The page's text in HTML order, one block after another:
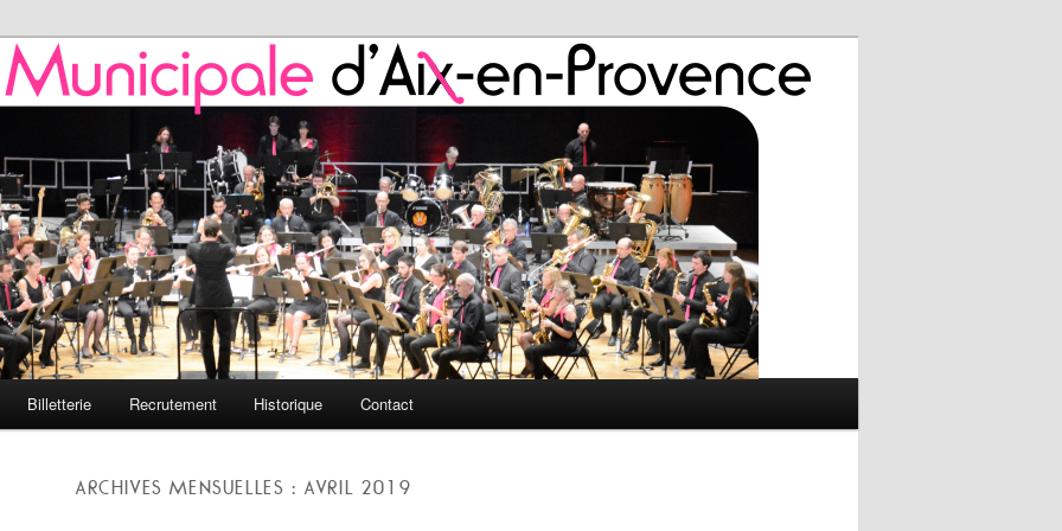
d'Aix-en-Provence
l'HMAP
Billetterie Recrutement Historique Contact
ARCHIVES MENSUELLES :AVRIL 2019